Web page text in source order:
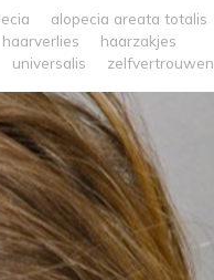
alopecia areata totalis
haarverlies
haarzakjes
universalis zelfvertrouwen